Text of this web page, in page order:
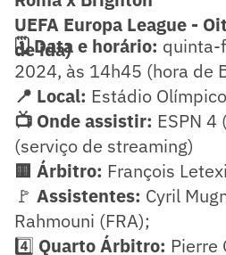
UEFA Europa League -
de ida)
🗓️ Data e horário: quinta-
2024, às 14h45 (hora de
📍 Local: Estádio
📺 Onde assistir: ESPN 4
(serviço de streaming)
🟨 Árbitro: François
🚩 Assistentes: Cyril
Rahmouni (FRA);
4️⃣ Quarto Árbitro: Pierre